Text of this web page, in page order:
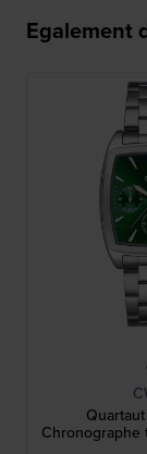
Egalement
Chronographe